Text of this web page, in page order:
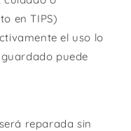
en TIPS)
el uso lo
puede
reparada sin